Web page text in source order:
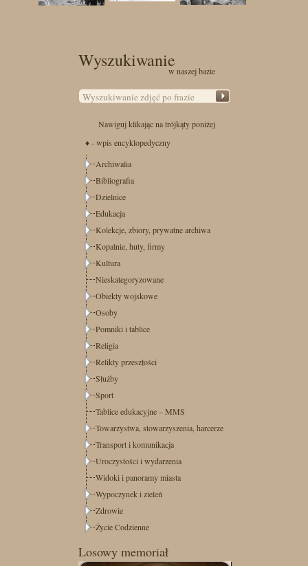
Wyszukiwaniew naszej bazie
Nawiguj klikając na trójkąty poniżej
♦ - wpis encyklopedyczny
Archiwalia
Bibliografia
Dzielnice
Edukacja
Kolekcje, zbiory, prywatne archiwa
Kopalnie, huty, firmy
Kultura
Nieskategoryzowane
Obiekty wojskowe
Osoby
Pomniki i tablice
Religia
Relikty przeszłości
Służby
Sport
Tablice edukacyjne – MMS
Towarzystwa, stowarzyszenia, harcerze
Transport i komunikacja
Uroczystości i wydarzenia
Widoki i panoramy miasta
Wypoczynek i zieleń
Zdrowie
Życie Codzienne
Losowy memoriał